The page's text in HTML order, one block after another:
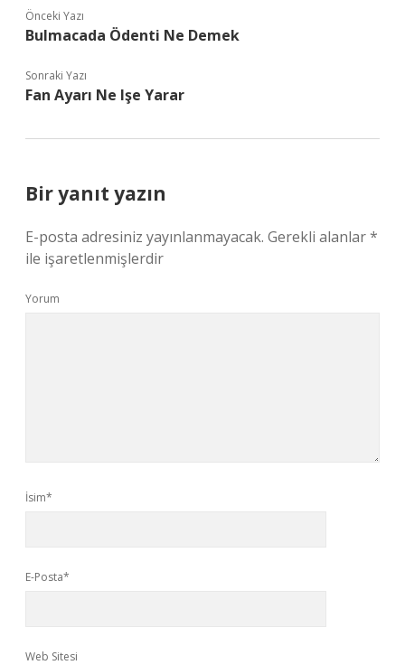
Önceki Yazı
Bulmacada Ödenti Ne Demek
Sonraki Yazı
Fan Ayarı Ne Işe Yarar
Bir yanıt yazın
E-posta adresiniz yayınlanmayacak. Gerekli alanlar*
ile işaretlenmişlerdir
Yorum
İsim*
E-Posta*
Web Sitesi